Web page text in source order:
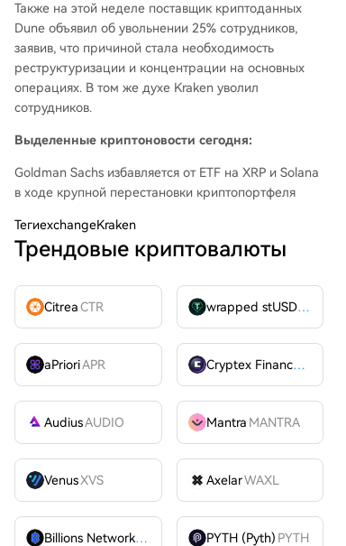
Также на этой неделе поставщик криптоданных
Dune объявил об увольнении 25% сотрудников,
заявив, что причиной стала необходимость
реструктуризации и концентрации на основных
операциях. В том же духе Kraken уволил
сотрудников.
Выделенные криптоновости сегодня:
Goldman Sachs избавляется от ETF на XRP и Solana
в ходе крупной перестановки криптопортфеля
ТегиexchangeKraken
Трендовые криптовалюты
CitreaCTR wrapped stUSDT
aPrioriAPR Cryptex FinanceCTX
AudiusAUDIO Mantra MANTRA
VenusXVS AxelarWAXL
Billions Network
BILL PYTH (Pyth) PYTH